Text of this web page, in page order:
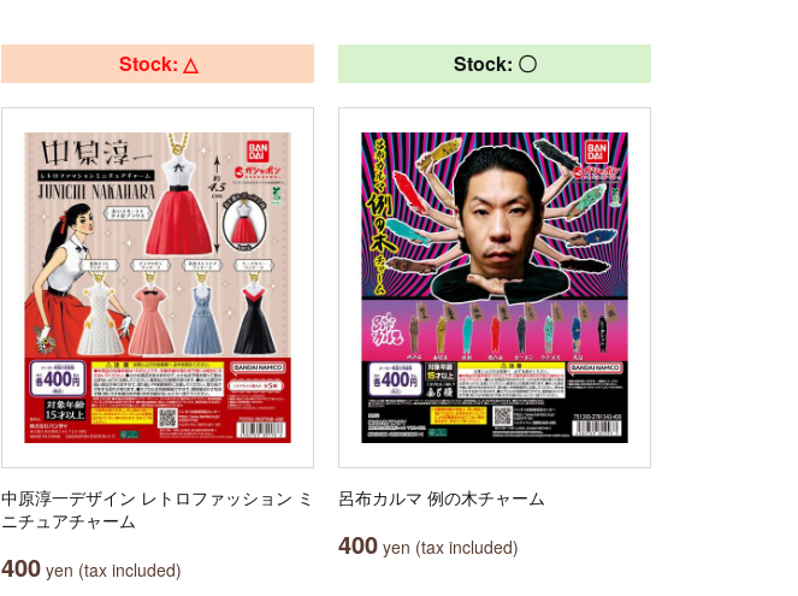
Stock: △
中原淳一デザイン レトロファッション ミ
ニチュアチャーム
400 yen (tax included)
Stock: 〇
呂布カルマ 例の木チャーム
400 yen (tax included)